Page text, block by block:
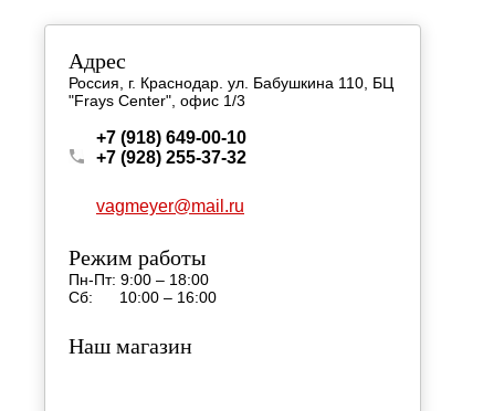
Адрес
Россия, г. Краснодар. ул. Бабушкина 110, БЦ
"Frays Center", офис 1/3
+7 (918) 649-00-10
+7 (928) 255-37-32
vagmeyer@mail.ru
Режим работы
Пн-Пт: 9:00 – 18:00
Сб: 10:00 – 16:00
Наш магазин